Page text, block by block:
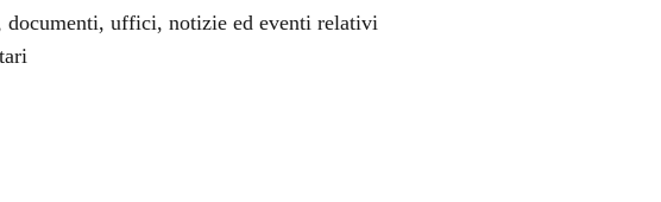
dell'argomento
documenti, uffici, notizie ed eventi relativi